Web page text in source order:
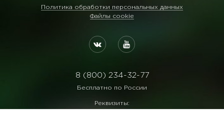
Политика обработки персональных данных
Файлы cookie
8 (800) 234-32-77
Бесплатно по России
Реквизиты: